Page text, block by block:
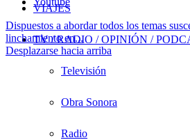
VIAJES
TV / RADIO / OPINIÓN /
Televisión
Obra Sonora
Radio
Dispuestos a abordar todos los temas
linchamiento en...
Desplazarse hacia arriba